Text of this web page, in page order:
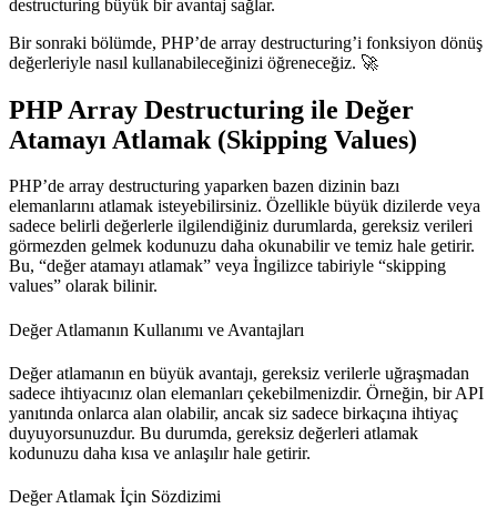
destructuring büyük bir avantaj sağlar.
Bir sonraki bölümde, PHP’de array destructuring’i fonksiyon dönüş
değerleriyle nasıl kullanabileceğinizi öğreneceğiz. 🚀
PHP Array Destructuring ile Değer
Atamayı Atlamak (Skipping Values)
PHP’de array destructuring yaparken bazen dizinin bazı
elemanlarını atlamak isteyebilirsiniz. Özellikle büyük dizilerde veya
sadece belirli değerlerle ilgilendiğiniz durumlarda, gereksiz verileri
görmezden gelmek kodunuzu daha okunabilir ve temiz hale getirir.
Bu, “değer atamayı atlamak” veya İngilizce tabiriyle “skipping
values” olarak bilinir.
Değer Atlamanın Kullanımı ve Avantajları
Değer atlamanın en büyük avantajı, gereksiz verilerle uğraşmadan
sadece ihtiyacınız olan elemanları çekebilmenizdir. Örneğin, bir API
yanıtında onlarca alan olabilir, ancak siz sadece birkaçına ihtiyaç
duyuyorsunuzdur. Bu durumda, gereksiz değerleri atlamak
kodunuzu daha kısa ve anlaşılır hale getirir.
Değer Atlamak İçin Sözdizimi